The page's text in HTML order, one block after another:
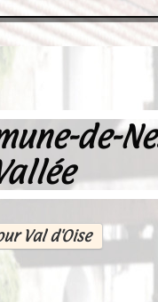
de-
Val d'Oise